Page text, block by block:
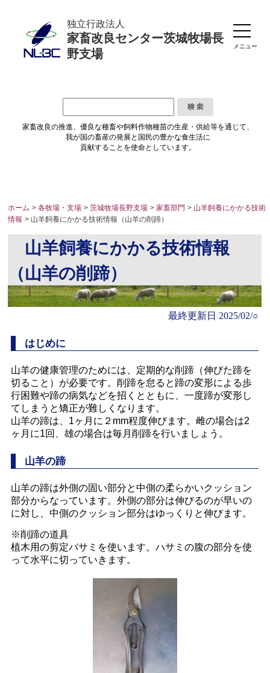
独立行政法人
家畜改良センター茨城牧場長
野支場
メニュー
家畜改良の推進、優良な種畜や飼料作物種苗の生産・供給等を通じて、
我が国の畜産の発展と国民の豊かな食生活に
貢献することを使命としています。
ホーム >各牧場・支場 >茨城牧場長野支場 >家畜部門 > 山羊飼養にかかる技術
情報 > 山羊飼養にかかる技術情報（山羊の削蹄）
山羊飼養にかかる技術情報
（山羊の削蹄）
最終更新日 2025/02/○
はじめに
山羊の健康管理のためには、定期的な削蹄（伸びた蹄を
切ること）が必要です。削蹄を怠ると蹄の変形による歩
行困難や蹄の病気などを招くとともに、一度蹄が変形し
てしまうと矯正が難しくなります。
山羊の蹄は、1ヶ月に２mm程度伸びます。雌の場合は2
ヶ月に1回、雄の場合は毎月削蹄を行いましょう。
山羊の蹄
山羊の蹄は外側の固い部分と中側の柔らかいクッション
部分からなっています。外側の部分は伸びるのが早いの
に対し、中側のクッション部分はゆっくりと伸びます。
※削蹄の道具
植木用の剪定バサミを使います。ハサミの腹の部分を使
って水平に切っていきます。